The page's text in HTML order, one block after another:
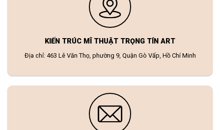
KIẾN TRÚC MĨ THUẬT TRỌNG TÍN ART
Địa chỉ: 463 Lê Văn Thọ, phường 9, Quận Gò Vấp, Hồ Chí Minh